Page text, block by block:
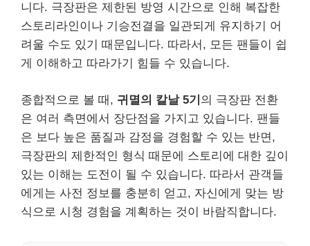
니다. 극장판은 제한된 방영 시간으로 인해 복잡한
스토리라인이나 기승전결을 일관되게 유지하기 어
려울 수도 있기 때문입니다. 따라서, 모든 팬들이 쉽
게 이해하고 따라가기 힘들 수 있습니다.
종합적으로 볼 때, 귀멸의 칼날 5기 의 극장판 전환
은 여러 측면에서 장단점을 가지고 있습니다. 팬들
은 보다 높은 품질과 감정을 경험할 수 있는 반면,
극장판의 제한적인 형식 때문에 스토리에 대한 깊이
있는 이해는 도전이 될 수 있습니다. 따라서 관객들
에게는 사전 정보를 충분히 얻고, 자신에게 맞는 방
식으로 시청 경험을 계획하는 것이 바람직합니다.